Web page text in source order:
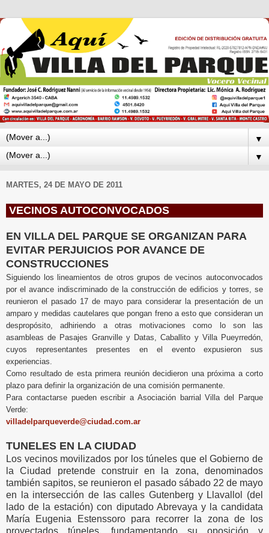
▼
▼
MARTES, 24 DE MAYO DE 2011
VECINOS AUTOCONVOCADOS
EN VILLA DEL PARQUE SE ORGANIZAN PARA
EVITAR PERJUICIOS POR AVANCE DE
CONSTRUCCIONES
Siguiendo los lineamientos de otros grupos de vecinos autoconvocados
por el avance indiscriminado de la construcción de edificios y torres, se
reunieron el pasado 17 de mayo para considerar la presentación de un
amparo y medidas cautelares que pongan freno a esto que consideran un
despropósito, adhiriendo a otras motivaciones como lo son las
asambleas de Pasajes Granville y Datas, Caballito y Villa Pueyrredón,
cuyos representantes presentes en el evento expusieron sus
experiencias.
Como resultado de esta primera reunión decidieron una próxima a corto
plazo para definir la organización de una comisión permanente.
Para contactarse pueden escribir a Asociación barrial Villa del Parque
Verde:
villadelparqueverde@ciudad.com.ar
TUNELES EN LA CIUDAD
Los vecinos movilizados por los túneles que el Gobierno de
la Ciudad pretende construir en la zona, denominados
también sapitos, se reunieron el pasado sábado 22 de mayo
en la intersección de las calles Gutenberg y Llavallol (del
lado de la estación) con diputado Abrevaya y la candidata
María Eugenia Estenssoro para recorrer la zona de los
proyectados túneles, fundamentando su oposición y